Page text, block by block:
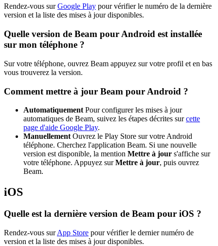
Rendez-vous surGoogle Play pour vérifier le numéro de la dernière
version et la liste des mises à jour disponibles.
Quelle version de Beam pour Android est installée
sur mon téléphone ?
Sur votre téléphone, ouvrez Beam appuyez sur votre profil et en bas
vous trouverez la version.
Comment mettre à jour Beam pour Android ?
Automatiquement Pour configurer les mises à jour
automatiques de Beam, suivez les étapes décrites surcette
page d'aide Google Play.
Manuellement Ouvrez le Play Store sur votre Android
téléphone. Cherchez l'application Beam. Si une nouvelle
version est disponible, la mention Mettre à jour s'affiche sur
votre téléphone. Appuyez surMettre à jour, puis ouvrez
Beam.
iOS
Quelle est la dernière version de Beam pour iOS ?
Rendez-vous surApp Store pour vérifier le dernier numéro de
version et la liste des mises à jour disponibles.